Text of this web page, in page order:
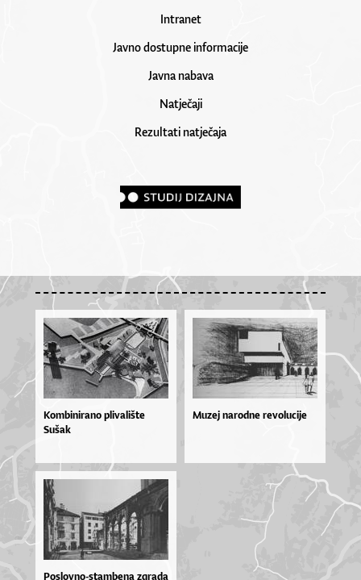
Intranet
Javno dostupne informacije
Javna nabava
Natječaji
Rezultati natječaja